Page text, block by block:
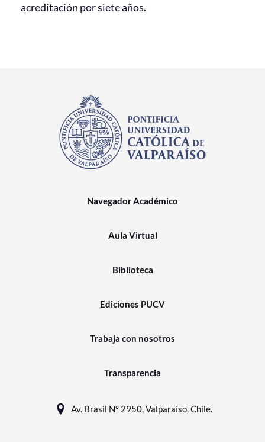
acreditación por siete años.
Navegador Académico
Aula Virtual
Biblioteca
Ediciones PUCV
Trabaja con nosotros
Transparencia
Av. Brasil N° 2950, Valparaíso, Chile.